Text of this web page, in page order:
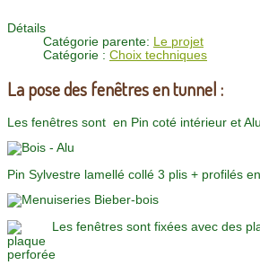
Détails
Catégorie parente: Le projet
Catégorie : Choix techniques
La pose des fenêtres en tunnel :
Les fenêtres sont en Pin coté intérieur et
Pin Sylvestre lamellé collé 3 plis + profilés
Les fenêtres sont fixées avec des